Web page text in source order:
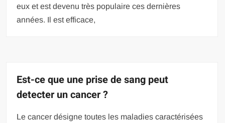
eux et est devenu très populaire ces dernières
années. Il est efficace,
Est-ce que une prise de sang peut
detecter un cancer ?
Le cancer désigne toutes les maladies caractérisées